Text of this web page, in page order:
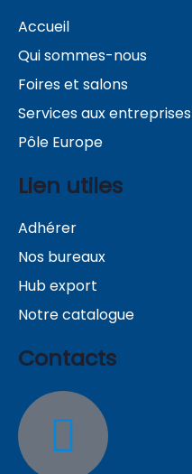
Accueil
Qui sommes-nous
Foires et salons
Services aux entreprises
Pôle Europe
Lien utiles
Adhérer
Nos bureaux
Hub export
Notre catalogue
Contacts